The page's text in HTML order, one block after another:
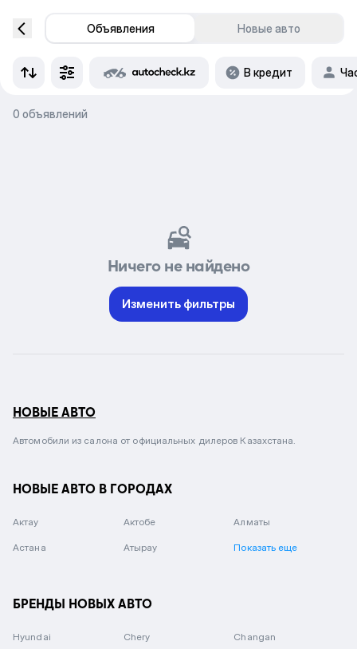
Объявления Новые авто
В кредит
0 объявлений
Ничего не найдено
Изменить фильтры
НОВЫЕ АВТО
Автомобили из салона от официальных дилеров Казахстана.
НОВЫЕ АВТО В ГОРОДАХ
Актау Актобе Алматы
Астана Атырау Показать еще
БРЕНДЫ НОВЫХ АВТО
Hyundai Chery Changan